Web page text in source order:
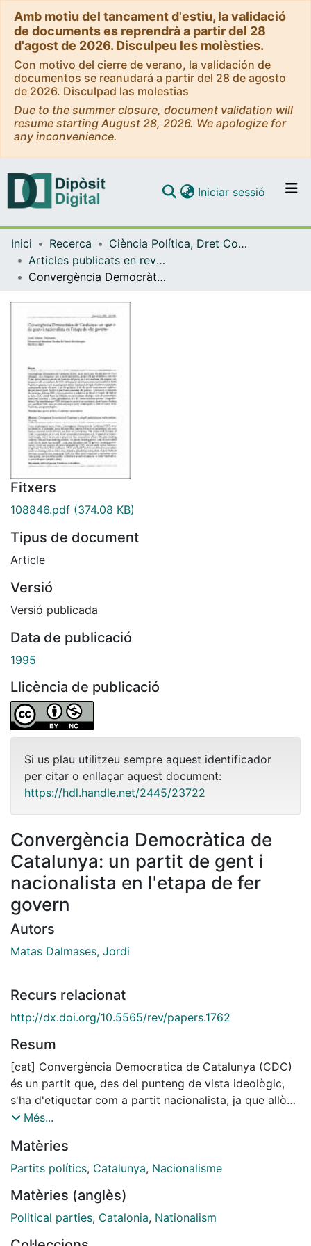
Amb motiu del tancament d'estiu, la validació
de documents es reprendrà a partir del 28
d'agost de 2026. Disculpeu les molèsties.
Con motivo del cierre de verano, la validación de
documentos se reanudará a partir del 28 de agosto
de 2026. Disculpad las molestias
Due to the summer closure, document validation will
resume starting August 28, 2026. We apologize for
any inconvenience.
Navega per tot el DD
Com publicar
Iniciar sessió (current)
Inici Recerca
Ciència Política, Dret Constitucional i Filosofia del Dret
Articles publicats en revistes (Ciència Política, Dret Constitucional i Filosofia del Dret)
Convergència Democràtica de Catalunya: un partit de gent i nacionalista en l'etapa de fer govern
Fitxers
108846.pdf (374.08 KB)
Tipus de document
Article
Versió
Versió publicada
Data de publicació
1995
Llicència de publicació
Si us plau utilitzeu sempre aquest identificador
per citar o enllaçar aquest document:
https://hdl.handle.net/2445/23722
Convergència Democràtica de
Catalunya: un partit de gent i
nacionalista en l'etapa de fer
govern
Autors
Matas Dalmases, Jordi
Recurs relacionat
http://dx.doi.org/10.5565/rev/papers.1762
Resum
[cat] Convergència Democratica de Catalunya (CDC)
és un partit que, des del punteng de vista ideològic,
s'ha d'etiquetar com a partit nacionalista, ja que allò
que el defineix, tant des d' una òptica interna com des
els fonaments del nacionalisme de CDC cal buscar-los
en el nacionalisme personalista de Jordi Pujol i, en
qual s'ha fet en quatre fases acumulatives: la de "fer
país", la de "fer política", la de "fer partit" (aquestes
Més...
Matèries
Partits polítics, Catalunya, Nacionalisme
Matèries (anglès)
Political parties, Catalonia, Nationalism